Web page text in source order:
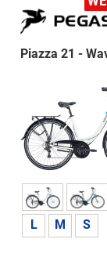
Piazza 21 -
L M S